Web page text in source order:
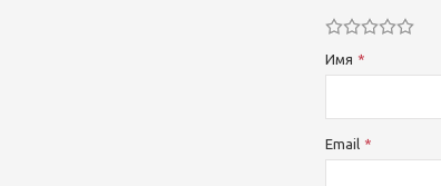
Имя
Email